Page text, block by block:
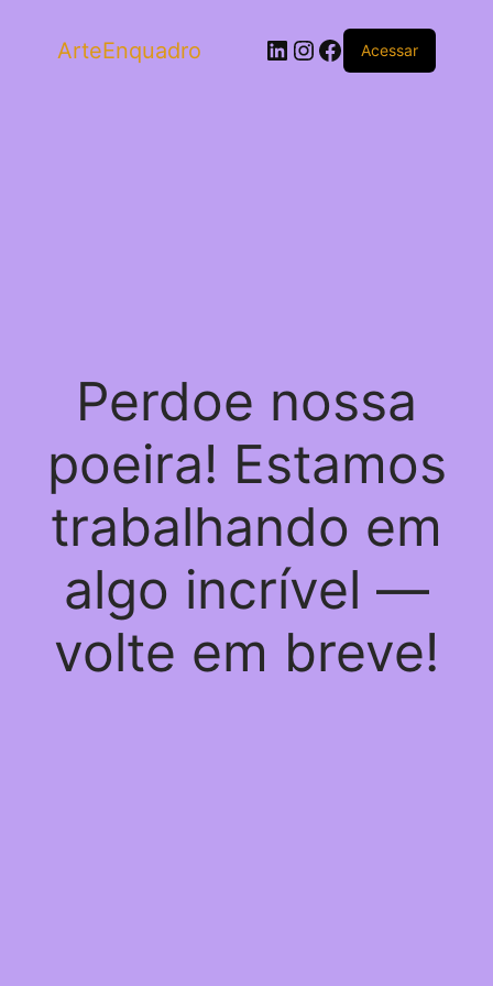
ArteEnquadro LinkedIn
Instagram
Facebook
Acessar
Perdoe nossa
poeira! Estamos
trabalhando em
algo incrível —
volte em breve!